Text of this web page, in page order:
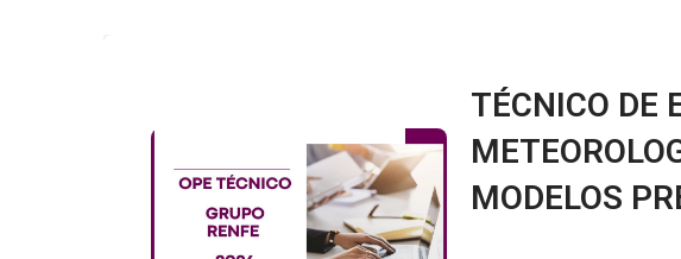
TÉCNICO DE
MODELOS